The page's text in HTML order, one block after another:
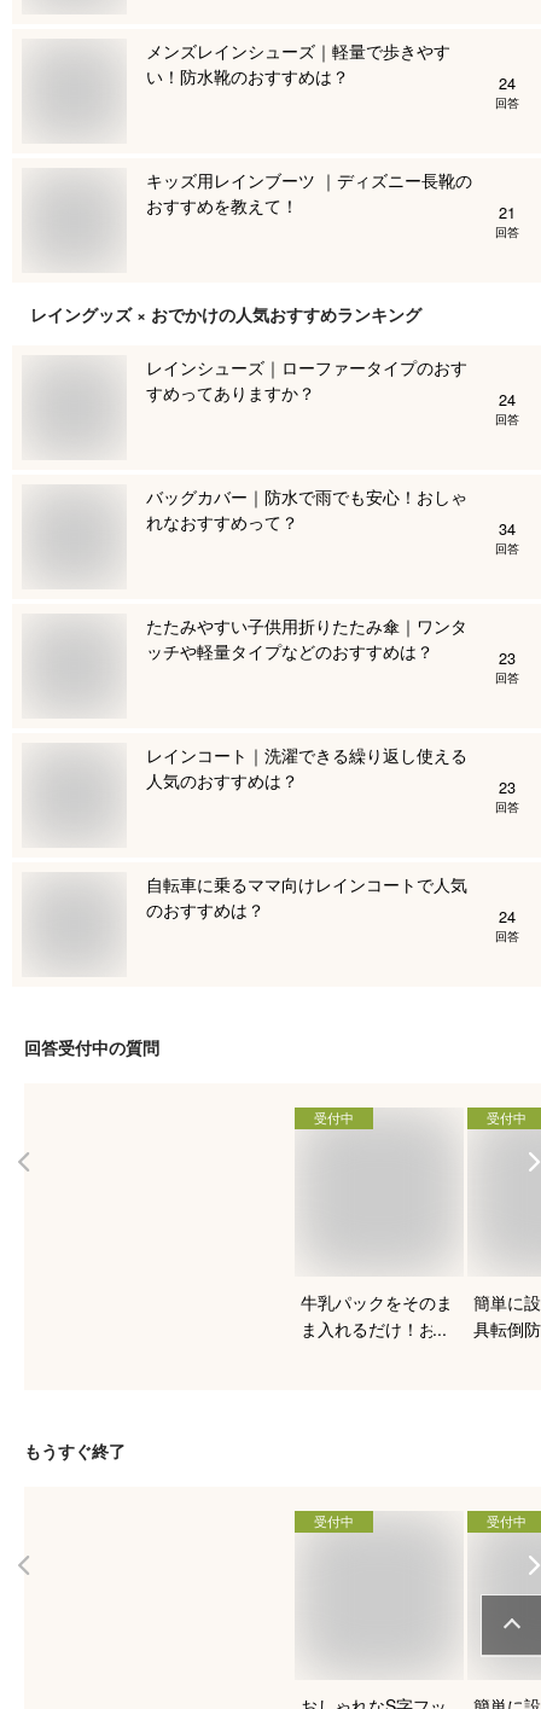
メンズレインシューズ｜軽量で歩きやす
い！防水靴のおすすめは？
24
回答
キッズ用レインブーツ ｜ディズニー長靴の
おすすめを教えて！
21
回答
レイングッズ × おでかけの人気おすすめランキング
レインシューズ｜ローファータイプのおす
すめってありますか？
24
回答
バッグカバー｜防水で雨でも安心！おしゃ
れなおすすめって？
34
回答
たたみやすい子供用折りたたみ傘｜ワンタ
ッチや軽量タイプなどのおすすめは？
23
回答
レインコート｜洗濯できる繰り返し使える
人気のおすすめは？
23
回答
自転車に乗るママ向けレインコートで人気
のおすすめは？
24
回答
回答受付中の質問
受付中
牛乳パックをそのま
ま入れるだけ！おす
受付中
簡単に
具転倒
もうすぐ終了
受付中 受付中